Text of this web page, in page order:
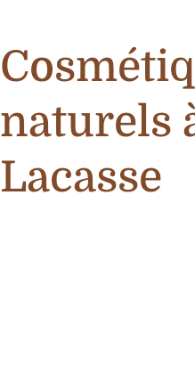
naturels
Lacasse